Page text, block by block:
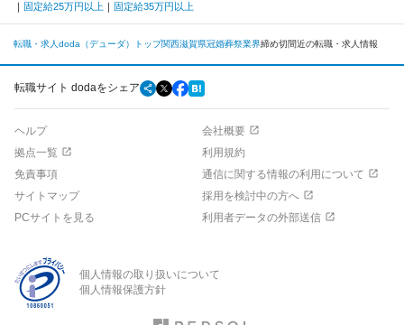
固定給25万円以上 固定給35万円以上
転職・求人doda（デューダ）トップ関西滋賀県冠婚葬祭業界締め切間近の転職・求人情報
転職サイト dodaをシェア
ヘルプ
会社概要
拠点一覧
利用規約
免責事項
通信に関する情報の利用について
サイトマップ
採用を検討中の方へ
PCサイトを見る
利用者データの外部送信
個人情報の取り扱いについて
個人情報保護方針